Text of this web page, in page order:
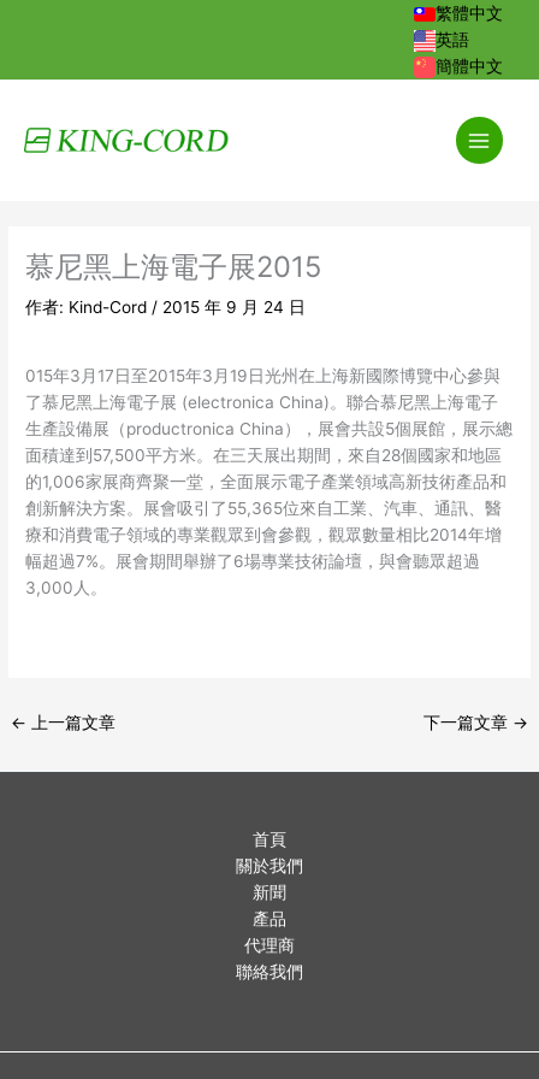
繁體中文
英語
簡體中文
慕尼黑上海電子展2015
作者: Kind-Cord / 2015 年 9 月 24 日
015年3月17日至2015年3月19日光州在上海新國際博覽中心參與
了慕尼黑上海電子展 (electronica China)。聯合慕尼黑上海電子
生產設備展（productronica China），展會共設5個展館，展示總
面積達到57,500平方米。在三天展出期間，來自28個國家和地區
的1,006家展商齊聚一堂，全面展示電子產業領域高新技術產品和
創新解決方案。展會吸引了55,365位來自工業、汽車、通訊、醫
療和消費電子領域的專業觀眾到會參觀，觀眾數量相比2014年增
幅超過7%。展會期間舉辦了6場專業技術論壇，與會聽眾超過
3,000人。
← 上一篇文章 下一篇文章 →
首頁
關於我們
新聞
產品
代理商
聯絡我們